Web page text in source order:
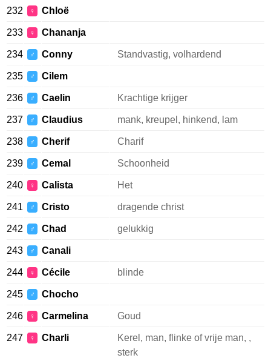
232 ♀ Chloë
233 ♀ Chananja
234 ♂ Conny Standvastig, volhardend
235 ♂ Cilem
236 ♂ Caelin Krachtige krijger
237 ♂ Claudius mank, kreupel, hinkend, lam
238 ♂ Cherif Charif
239 ♂ Cemal Schoonheid
240 ♀ Calista Het
241 ♂ Cristo dragende christ
242 ♂ Chad gelukkig
243 ♂ Canali
244 ♀ Cécile blinde
245 ♂ Chocho
246 ♀ Carmelina Goud
247 ♀ Charli
Kerel, man, flinke of vrije man, ,
sterk